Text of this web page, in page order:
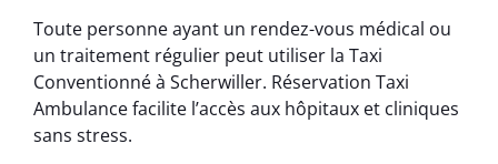
Toute personne ayant un rendez-vous médical ou
un traitement régulier peut utiliser la Taxi
Conventionné à Scherwiller. Réservation Taxi
Ambulance facilite l’accès aux hôpitaux et cliniques
sans stress.